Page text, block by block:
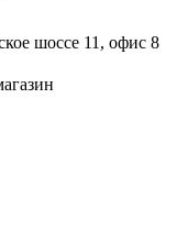
шоссе 11, офис 8